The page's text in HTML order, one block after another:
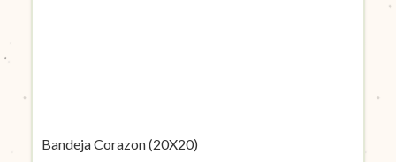
Bandeja Corazon (20X20)